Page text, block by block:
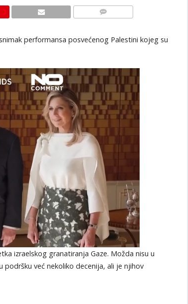
performansa posvećenog Palestini kojeg su
izraelskog granatiranja Gaze. Možda nisu u
već nekoliko decenija, ali je njihov